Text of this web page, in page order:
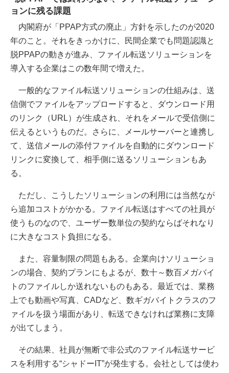
ョンに残る課題
内閣府が「PPAP方式の廃止」方針を示したのが2020
年のこと。それをきっかけに、民間企業でも問題認識と
脱PPAPの動きが進み、ファイル転送ソリューションを
導入する企業はこの数年間で増えた。
一般的なファイル転送ソリューションの仕組みは、送
信側でファイルをアップロードすると、ダウンロード用
のリンク（URL）が生成され、それをメールで受信側に
伝えるというものだ。さらに、メールサーバーと連携し
て、送信メールの添付ファイルを自動的にダウンロード
リンクに変換して、相手側に送るソリューションもあ
る。
ただし、こうしたソリューションの利用には当然なが
ら追加コストがかかる。ファイル転送はすべての社員が
使うものなので、ユーザー数単位の契約ならばそれなり
に大きなコスト負担になる。
また、容量制限の問題もある。企業向けソリューショ
ンの場合、契約プランにもよるが、数十～数百メガバイ
トのファイルしか送れないものもある。最近では、業務
上でも動画や写真、CADなど、数ギガバイトクラスのフ
ァイルを扱う場面があり、転送できなければ業務に支障
が出てしまう。
その結果、社員が無断で非公式のファイル転送サービ
スを利用する“シャドーIT”が発生する。会社としては使わ